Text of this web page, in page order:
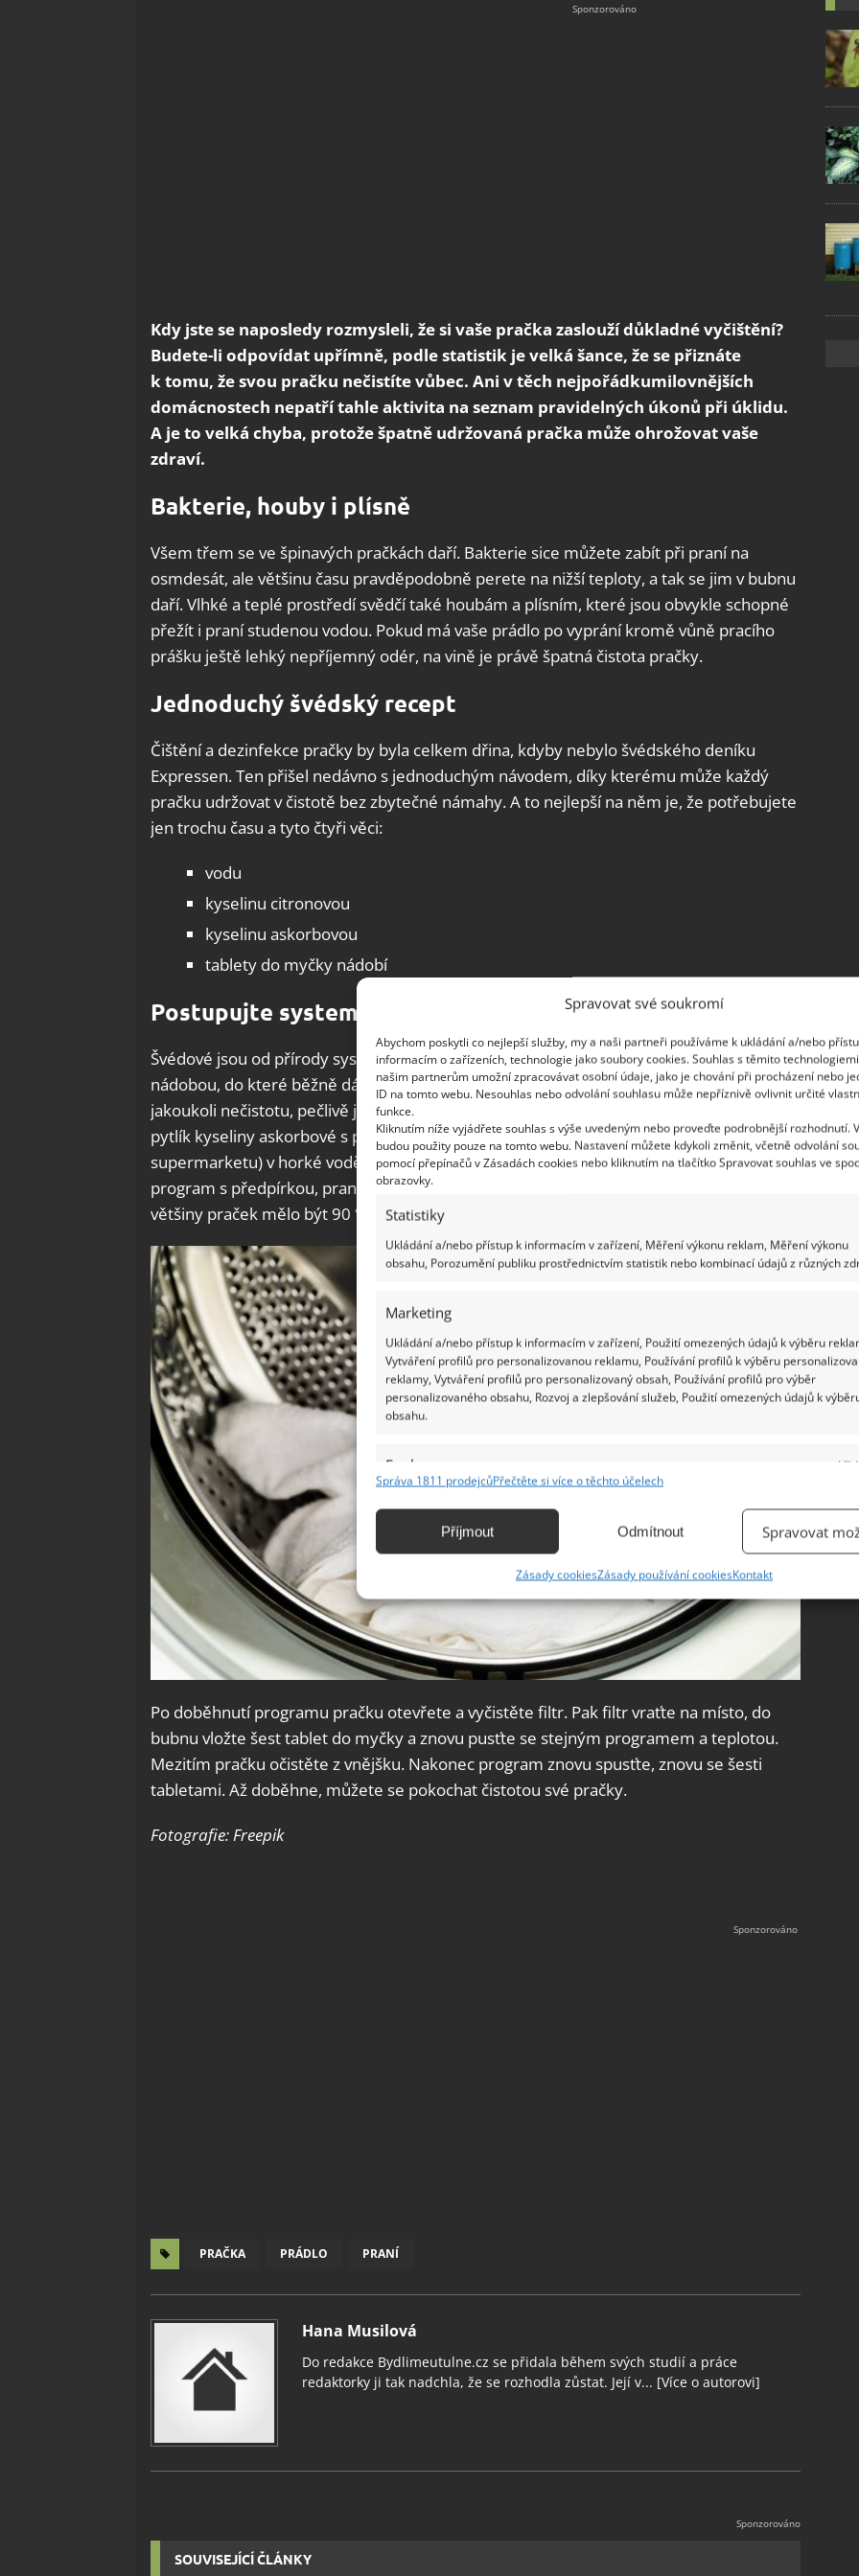
Spravovat své soukromí
Abychom poskytli co nejlepší služby, my a naši partneři používáme k ukládání a/nebo
informacím o zařízeních, technologie jako soubory cookies. Souhlas s těmito
našim partnerům umožní zpracovávat osobní údaje, jako je chování při procházení nebo
ID na tomto webu. Nesouhlas nebo odvolání souhlasu může nepříznivě ovlivnit určité
funkce.
Kliknutím níže vyjádřete souhlas s výše uvedeným nebo proveďte podrobnější rozhodnutí.
budou použity pouze na tomto webu. Nastavení můžete kdykoli změnit, včetně odvolání
pomocí přepínačů v Zásadách cookies nebo kliknutím na tlačítko Spravovat souhlas ve
obrazovky.
Statistiky
Ukládání a/nebo přístup k informacím v zařízení, Měření výkonu reklam, Měření výkonu
obsahu, Porozumění publiku prostřednictvím statistik nebo kombinací údajů z různých
Marketing
Ukládání a/nebo přístup k informacím v zařízení, Použití omezených údajů k výběru
Vytváření profilů pro personalizovanou reklamu, Používání profilů k výběru
reklamy, Vytváření profilů pro personalizovaný obsah, Používání profilů pro výběr
personalizovaného obsahu, Rozvoj a zlepšování služeb, Použití omezených údajů k
obsahu.
Funkce
Identifikace zařízení na základě automaticky přenášených informací.
základě aktivně vyžádaných informací.
Zajištění bezpečnosti, předcházení a zjišťování podvodů a
odstraňování chyb, Poskytování a zobrazování reklamy a obsahu,
Ukládání a sdělování voleb ochrany osobních údajů.
Správa 1811 prodejcůPřečtěte si více o těchto účelech
Příjmout Odmítnout Spravovat
Zásady cookiesZásady používání cookiesKontakt
Kdy jste se naposledy rozmysleli, že si vaše pračka zaslouží důkladné vyčištění?
Budete-li odpovídat upřímně, podle statistik je velká šance, že se přiznáte
k tomu, že svou pračku nečistíte vůbec. Ani v těch nejpořádkumilovnějších
domácnostech nepatří tahle aktivita na seznam pravidelných úkonů při úklidu.
A je to velká chyba, protože špatně udržovaná pračka může ohrožovat vaše
zdraví.
Bakterie, houby i plísně
Všem třem se ve špinavých pračkách daří. Bakterie sice můžete zabít při praní na
osmdesát, ale většinu času pravděpodobně perete na nižší teploty, a tak se jim v bubnu
daří. Vlhké a teplé prostředí svědčí také houbám a plísním, které jsou obvykle schopné
přežít i praní studenou vodou. Pokud má vaše prádlo po vyprání kromě vůně pracího
prášku ještě lehký nepříjemný odér, na vině je právě špatná čistota pračky.
Jednoduchý švédský recept
Čištění a dezinfekce pračky by byla celkem dřina, kdyby nebylo švédského deníku
Expressen. Ten přišel nedávno s jednoduchým návodem, díky kterému může každý
pračku udržovat v čistotě bez zbytečné námahy. A to nejlepší na něm je, že potřebujete
jen trochu času a tyto čtyři věci:
vodu
kyselinu citronovou
kyselinu askorbovou
tablety do myčky nádobí
Postupujte systematicky
Švédové jsou od přírody systematičtí a na celém postupu je to znát. Nejprve začněte s
nádobou, do které běžně dáváte prací prášek. Pokud na ní zrakem nebo čichem najdete
jakoukoli nečistotu, pečlivě ji vydrhněte. Pak nalijte do bubnu 6 litrů vody, smíchejte
pytlík kyseliny askorbové s polovinou pytlíku kyseliny citronové (obě koupíte v běžném
supermarketu) v horké vodě a nalijte je do bubnu také. Pračku pusťte na dlouhý
program s předpírkou, praním i ždímáním. Navolte nejvyšší možnou teplotu, což by u
většiny praček mělo být 90 °C.
Po doběhnutí programu pračku otevřete a vyčistěte filtr. Pak filtr vraťte na místo, do
bubnu vložte šest tablet do myčky a znovu pusťte se stejným programem a teplotou.
Mezitím pračku očistěte z vnějšku. Nakonec program znovu spusťte, znovu se šesti
tabletami. Až doběhne, můžete se pokochat čistotou své pračky.
Fotografie: Freepik
PRAČKA PRÁDLO PRANÍ
Hana Musilová
Do redakce Bydlimeutulne.cz se přidala během svých studií a práce
redaktorky ji tak nadchla, že se rozhodla zůstat. Její v... [Více o autorovi]
SOUVISEJÍCÍ ČLÁNKY